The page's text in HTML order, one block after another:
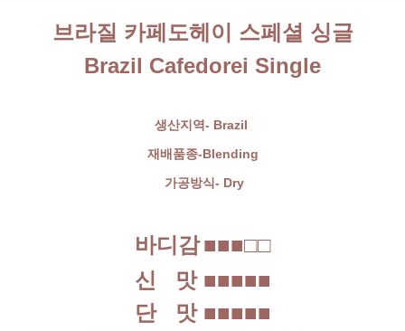
브라질 카페도헤이 스페 셜 싱글
Brazil Cafedorei Single
생산지역- Brazil
재배품종-Blending
가공방식- Dry
바디감 ■■■□□
신 맛 ■■■■■
단 맛 ■■■■■